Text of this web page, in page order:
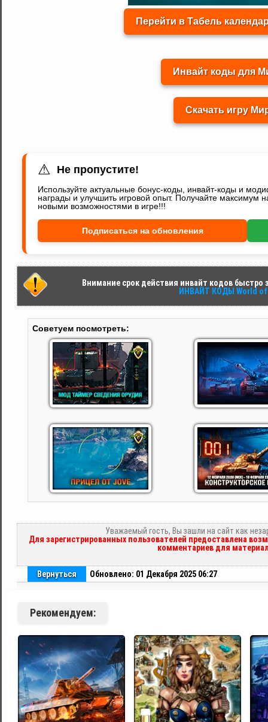
Перейти в Табель
Инвайт коды для
Скачать игру
⚠ Не пропустите!
Используйте актуальные бонус-коды, инвайт-коды и
награды и улучшить игровой опыт. Получайте максимум
новыми возможностями в игре!!!
Подписаться на обновления
Внимание срок действия инвайт кодов быстро
ИНВАЙТ КОДЫ World
Советуем посмотреть:
Уважаемый гость, Вы зашли на сайт как
Для зарегистрированных пользователей предоставлена
комментариев для
Вернуться Обновлено: 01 Декабря 2025 06:27
Рекомендуем: